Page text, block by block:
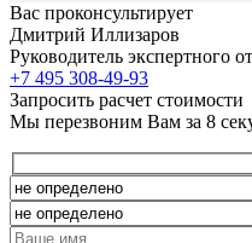
Вас проконсультирует
Дмитрий Иллизаров
Руководитель экспертного
+7 495 308-49-93
Запросить расчет стоимости
Мы перезвоним Вам за 8